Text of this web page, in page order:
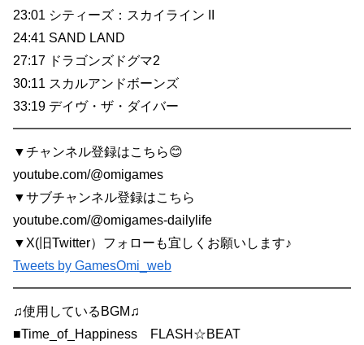
23:01 シティーズ：スカイライン II
24:41 SAND LAND
27:17 ドラゴンズドグマ2
30:11 スカルアンドボーンズ
33:19 デイヴ・ザ・ダイバー
━━━━━━━━━━━━━━━━━━━━━━━━━━
▼チャンネル登録はこちら😊
youtube.com/@omigames
▼サブチャンネル登録はこちら
youtube.com/@omigames-dailylife
▼X(旧Twitter）フォローも宜しくお願いします♪
Tweets by GamesOmi_web
━━━━━━━━━━━━━━━━━━━━━━━━━━
♫使用しているBGM♫
■Time_of_Happiness FLASH☆BEAT